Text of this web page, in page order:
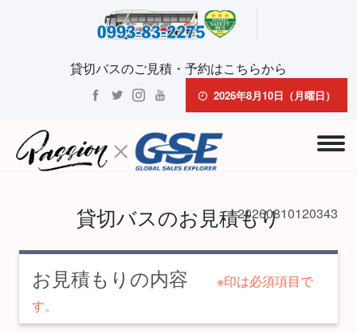
貸切バスのご見積・予約はこちらから
2026年8月10日（月曜日）
貸切バスのお見積もり20260810120343
お見積もりの内容
※印は必須項目で
す。